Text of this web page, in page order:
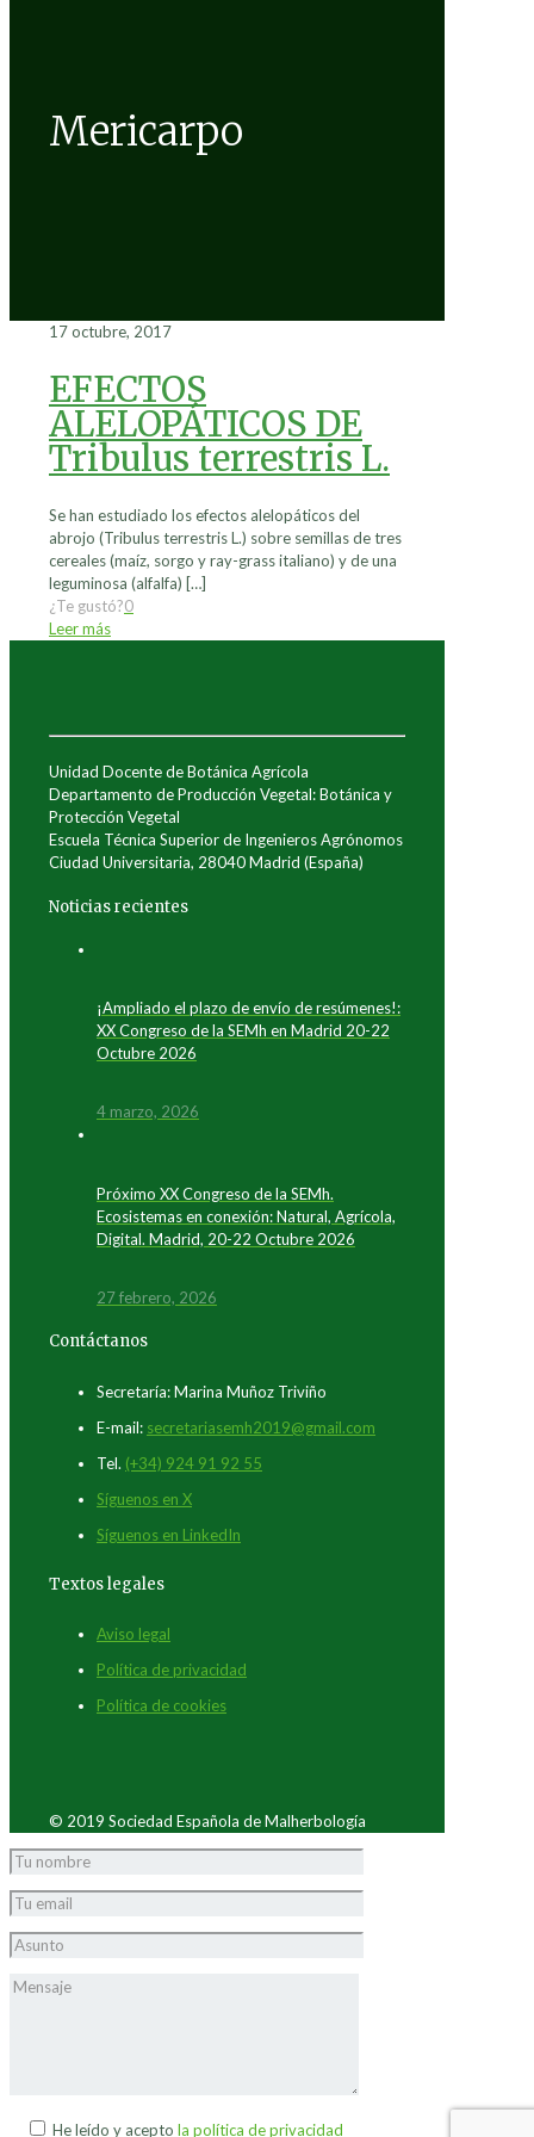
Mericarpo
17 octubre, 2017
EFECTOS
ALELOPÁTICOS DE
Tribulus terrestris L.
Se han estudiado los efectos alelopáticos del
abrojo (Tribulus terrestris L.) sobre semillas de tres
cereales (maíz, sorgo y ray-grass italiano) y de una
leguminosa (alfalfa) […]
¿Te gustó?0
Leer más
Unidad Docente de Botánica Agrícola
Departamento de Producción Vegetal: Botánica y
Protección Vegetal
Escuela Técnica Superior de Ingenieros Agrónomos
Ciudad Universitaria, 28040 Madrid (España)
Noticias recientes
¡Ampliado el plazo de envío de resúmenes!:
XX Congreso de la SEMh en Madrid 20-22
Octubre 2026
4 marzo, 2026
Próximo XX Congreso de la SEMh.
Ecosistemas en conexión: Natural, Agrícola,
Digital. Madrid, 20-22 Octubre 2026
27 febrero, 2026
Contáctanos
Secretaría: Marina Muñoz Triviño
E-mail: secretariasemh2019@gmail.com
Tel. (+34) 924 91 92 55
Síguenos en X
Síguenos en LinkedIn
Textos legales
Aviso legal
Política de privacidad
Política de cookies
© 2019 Sociedad Española de Malherbología
He leído y acepto la política de privacidad